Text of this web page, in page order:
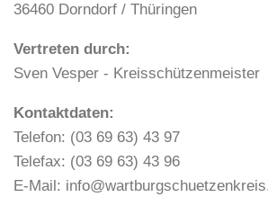
36460 Dorndorf / Thüringen
Vertreten durch:
Sven Vesper - Kreisschützenmeister
Kontaktdaten:
Telefon: (03 69 63) 43 97
Telefax: (03 69 63) 43 96
E-Mail: